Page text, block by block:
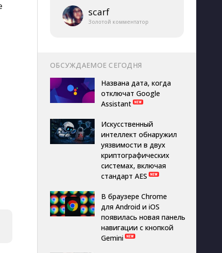
scarf
Золотой комментатор
ОБСУЖДАЕМОЕ СЕГОДНЯ
Названа дата, когда
отключат Google
Assistant
Искусственный
интеллект обнаружил
уязвимости в двух
криптографических
системах, включая
стандарт AES
В браузере Chrome
для Android и iOS
появилась новая панель
навигации с кнопкой
Gemini